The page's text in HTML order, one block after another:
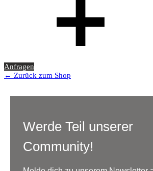
Anfragen
← Zurück zum Shop
Werde Teil unserer
Community!